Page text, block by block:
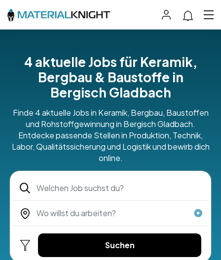
4 aktuelle Jobs für Keramik,
Bergbau & Baustoffe in
Bergisch Gladbach
Finde 4 aktuelle Jobs in Keramik, Bergbau, Baustoffen
und Rohstoffgewinnung in Bergisch Gladbach.
Entdecke passende Stellen in Produktion, Technik,
Labor, Qualitätssicherung und Logistik und bewirb dich
online.
Suchen